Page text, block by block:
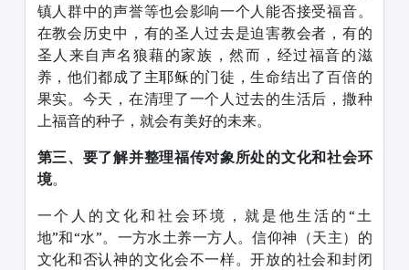
镇人群中的声誉等也会影响一个人能否接受福音。
在教会历史中，有的圣人过去是迫害教会者，有的
圣人来自声名狼藉的家族，然而，经过福音的滋
养，他们都成了主耶稣的门徒，生命结出了百倍的
果实。今天，在清理了一个人过去的生活后，撒种
上福音的种子，就会有美好的未来。
第三、要了解并整理福传对象所处的文化和社会环
境。
一个人的文化和社会环境，就是他生活的“土
地”和“水”。一方水土养一方人。信仰神（天主）的
文化和否认神的文化会不一样。开放的社会和封闭